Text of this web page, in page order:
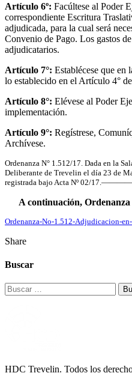
Artículo 6º: Facúltese al Poder
correspondiente Escritura
adjudicada, para la cual será
Convenio de Pago. Los gastos
adjudicatarios.
Artículo 7°: Establécese que en
lo establecido en el Artículo 4°
Artículo 8°: Elévese al Poder
implementación.
Artículo 9°: Regístrese,
Archívese.
Ordenanza N° 1.512/17. Dada en la
Deliberante de Trevelin el día 23 de
registrada bajo Acta Nº 02/
A continuación,
Ordenanza-No-1.512-Adjudicacion-
Share
Buscar
Buscar:
HDC Trevelin. Todos los